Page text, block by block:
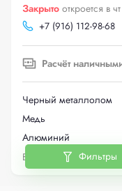
Закрыто откроется в
+7 (916) 112-98-68
Расчёт
Черный металлолом
Медь
Алюминий
Больше металловФильтры